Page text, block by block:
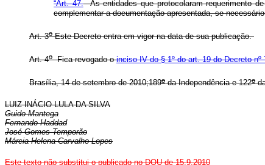
“Art. 47.As entidades que protocolaram requerimento
complementar a documentação apresentada, se
Art. 3oEste Decreto entra em vigor na data de sua publicação.
Art. 4oFica revogado oinciso IV do § 1º do art. 19 do Decreto
Brasília, 14 de setembro de 2010;189oda Independência e 122o
LUIZ INÁCIO LULA DA SILVA
Guido Mantega
Fernando Haddad
José Gomes Temporão
Márcia Helena Carvalho Lopes
Este texto não substitui o publicado no DOU de 15.9.2010